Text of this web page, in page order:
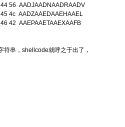
56 AADJAADNAADRAADV
4c AADZAAEDAAEHAAEL
42 AAEPAAETAAEXAAFB
串，shellcode就呼之于出了，